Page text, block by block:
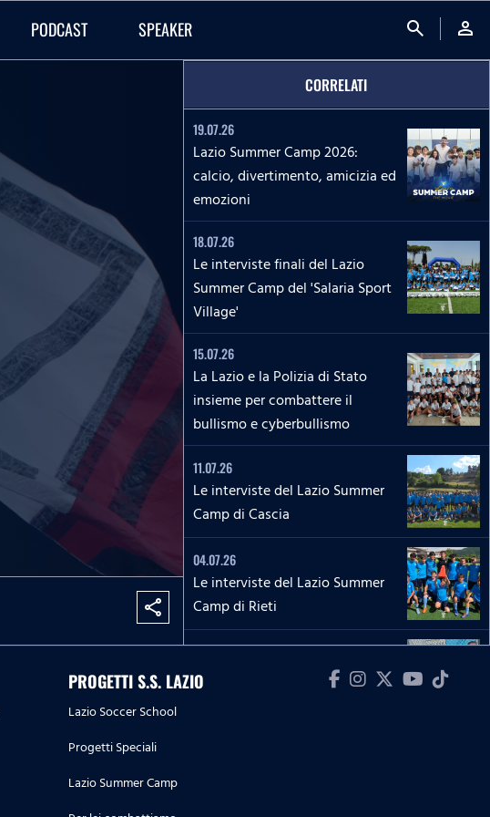
PODCAST SPEAKER search person
share
CORRELATI
19.07.26
Lazio Summer Camp 2026:
calcio, divertimento, amicizia ed
emozioni
18.07.26
Le interviste finali del Lazio
Summer Camp del 'Salaria Sport
Village'
15.07.26
La Lazio e la Polizia di Stato
insieme per combattere il
bullismo e cyberbullismo
11.07.26
Le interviste del Lazio Summer
Camp di Cascia
04.07.26
Le interviste del Lazio Summer
Camp di Rieti
28.06.26
Le interviste del Lazio Summer
PROGETTI S.S. LAZIO
Lazio Soccer School
Progetti Speciali
Lazio Summer Camp